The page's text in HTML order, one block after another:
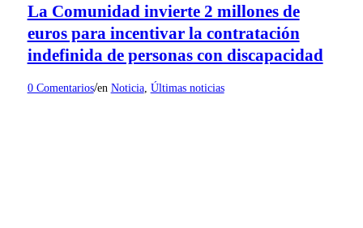
La Comunidad invierte 2 millones de
euros para incentivar la contratación
indefinida de personas con discapacidad
0 Comentarios/en Noticia, Últimas noticias